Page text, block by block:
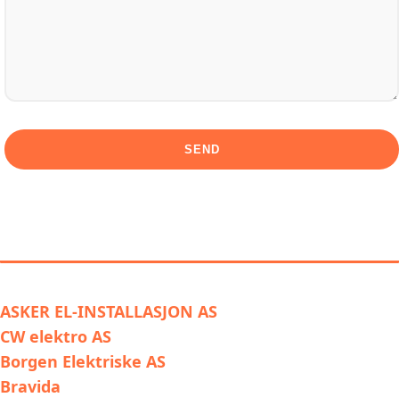
ASKER EL-INSTALLASJON AS
CW elektro AS
Borgen Elektriske AS
Bravida